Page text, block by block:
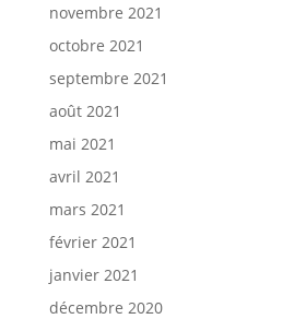
novembre 2021
octobre 2021
septembre 2021
août 2021
mai 2021
avril 2021
mars 2021
février 2021
janvier 2021
décembre 2020